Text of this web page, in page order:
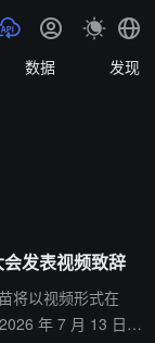
数据 发现
发表视频致辞
将以视频形式在